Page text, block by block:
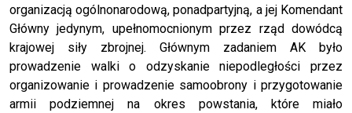
organizacją ogólnonarodową, ponadpartyjną, a jej Komendant
Główny jedynym, upełnomocnionym przez rząd dowódcą
krajowej siły zbrojnej. Głównym zadaniem AK było
prowadzenie walki o odzyskanie niepodległości przez
organizowanie i prowadzenie samoobrony i przygotowanie
armii podziemnej na okres powstania, które miało